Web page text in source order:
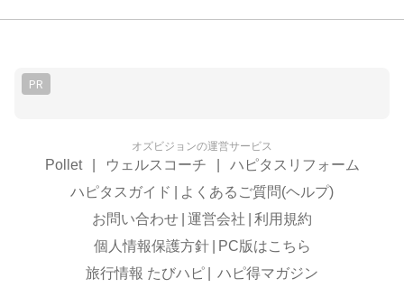
PR
オズビジョンの運営サービス
Pollet ウェルスコーチ
ハピタスリフォーム
ハピタスガイド
よくあるご質問(ヘルプ)
お問い合わせ 運営会社
利用規約
個人情報保護方針
PC版はこちら
旅行情報 たびハピ
ハピ得マガジン